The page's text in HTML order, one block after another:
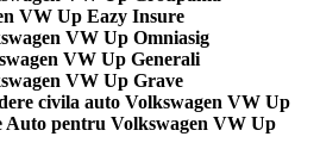
VW Up Eazy Insure
VW Up Omniasig
VW Up Generali
VW Up Grave
civila auto Volkswagen VW Up
Auto pentru Volkswagen VW Up